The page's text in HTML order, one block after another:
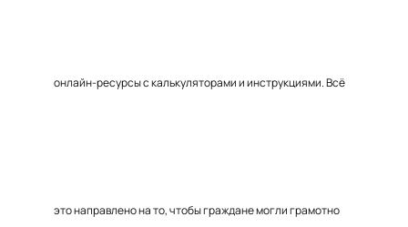
онлайн-ресурсы с калькуляторами и инструкциями. Всё
это направлено на то, чтобы граждане могли грамотно